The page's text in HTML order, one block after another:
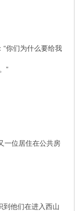
你们为什么要给我
”
一位居住在公共房
到他们在进入西山